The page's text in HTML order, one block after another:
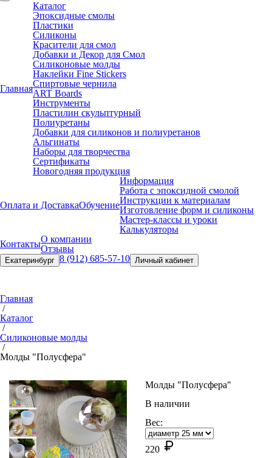
Главная
Каталог
Эпоксидные смолы
Пластики
Силиконы
Красители для смол
Добавки и Декор для Смол
Силиконовые молды
Наклейки Fine Stickers
Спиртовые чернила
ART Boards
Инструменты
Пластилин скульптурный
Полиуретаны
Добавки для силиконов и полиуретанов
Альгинаты
Наборы для творчества
Сертификаты
Новогодняя продукция
Оплата и ДоставкаОбучение
Информация
Работа с эпоксидной смолой
Инструкции к материалам
Изготовление форм и силиконы
Мастер-классы и уроки
Калькуляторы
КонтактыО компании
Отзывы
Екатеринбург 8 (912) 685-57-10 Личный кабинет
Главная
/
Каталог
/
Силиконовые молды
/
Молды "Полусфера"
Молды "Полусфера"
В наличии
Вес:
220